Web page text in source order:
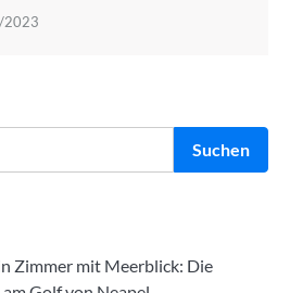
2023
Suchen
Zimmer mit Meerblick: Die